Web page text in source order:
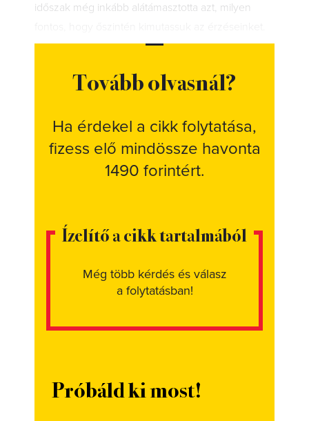
időszak még inkább alátámasztotta azt, milyen
Tovább olvasnál?
Ha érdekel a cikk folytatása,
fizess elő mindössze havonta
1490 forintért.
Ízelítő a cikk tartalmából
Még több kérdés és válasz
a folytatásban!
Próbáld ki most!